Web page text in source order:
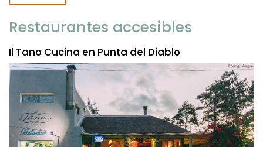
Restaurantes accesibles
Il Tano Cucina en Punta del Diablo